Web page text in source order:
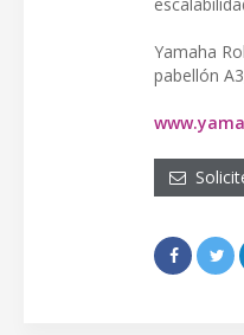
Yamaha
pabellón